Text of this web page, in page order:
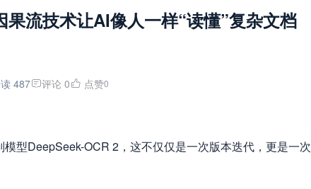
流技术让AI像人一样“读懂”复杂文档
487 评论 0 点赞0
型DeepSeek-OCR 2，这不仅仅是一次版本迭代，更是一次